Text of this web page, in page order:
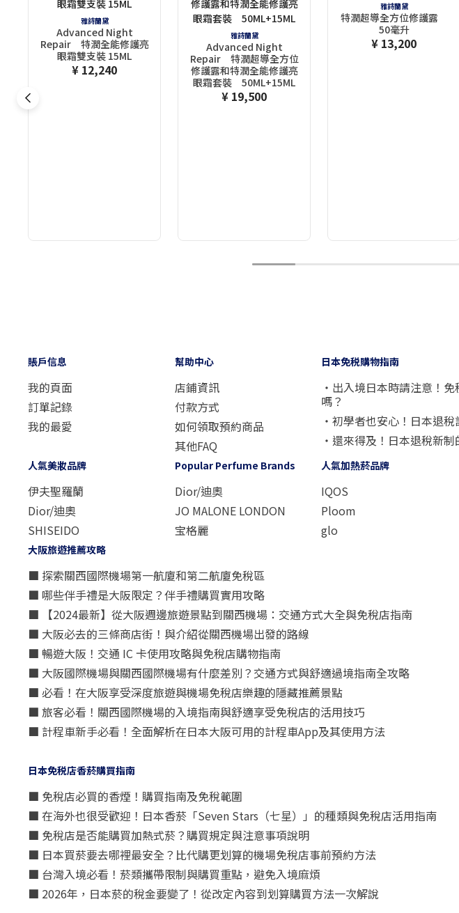
雅詩蘭黛
Advanced Night
Repair 特潤全能修護亮
眼霜​雙支裝 15ML
¥ 12,240
雅詩蘭黛
Advanced Night
Repair 特潤超導全方位
修護露和特潤全能修護亮
眼霜套裝 50ML+15ML
¥ 19,500
雅詩蘭黛
特潤超導全方位修護露
50毫升
¥ 13,200
1 2 3 4 5
賬戶信息
我的頁面
訂單記錄
我的最愛
幫助中心
店鋪資訊
付款方式
如何領取預約商品
其他FAQ
日本免税購物指南
・出入境日本時請注意！
嗎？
・初學者也安心！日本退
・還來得及！日本退稅新
人氣美妝品牌
伊夫聖羅蘭
Dior/迪奧
SHISEIDO
Popular Perfume Brands
Dior/迪奧
JO MALONE LONDON
宝格麗
人氣加熱菸品牌
IQOS
Ploom
glo
大阪旅遊推薦攻略
■ 探索關西國際機場第一航廈和第二航廈免稅區
■ 哪些伴手禮是大阪限定？伴手禮購買實用攻略
■ 【2024最新】從大阪週邊旅遊景點到關西機場：交通方式大全與免稅店指南
■ 大阪必去的三條商店街！與介紹從關西機場出發的路線
■ 暢遊大阪！交通 IC 卡使用攻略與免稅店購物指南
■ 大阪國際機場與關西國際機場有什麼差別？交通方式與舒適過境指南全攻略
■ 必看！在大阪享受深度旅遊與機場免稅店樂趣的隱藏推薦景點
■ 旅客必看！關西國際機場的入境指南與舒適享受免稅店的活用技巧
■ 計程車新手必看！全面解析在日本大阪可用的計程車App及其使用方法
日本免税店香菸購買指南
■ 免稅店必買的香煙！購買指南及免稅範圍
■ 在海外也很受歡迎！日本香菸「Seven Stars（七星）」的種類與免稅店活用指南
■ 免稅店是否能購買加熱式菸？購買規定與注意事項說明
■ 日本買菸要去哪裡最安全？比代購更划算的機場免稅店事前預約方法
■ 台灣入境必看！菸類攜帶限制與購買重點，避免入境麻煩
■ 2026年，日本菸的稅金要變了！從改定內容到划算購買方法一次解說